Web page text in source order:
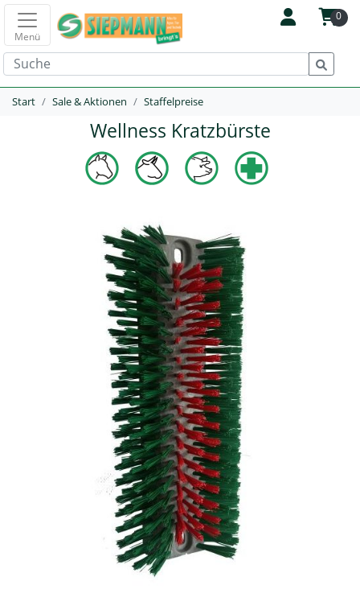
0
Menü
Start Sale & Aktionen Staffelpreise
Wellness Kratzbürste